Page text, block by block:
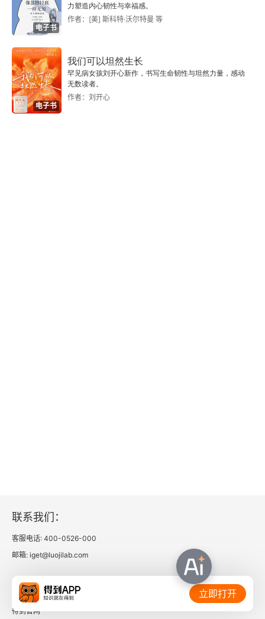
电子书
力塑造内心韧性与幸福感。
作者：[美] 斯科特·沃尔特曼 等
电子书
我们可以坦然生长
罕见病女孩刘开心新作，书写生命韧性与坦然力量，感动
无数读者。
作者：刘开心
联系我们：
客服电话: 400-0526-000
邮箱: iget@luojilab.com
相关链接：
得到官网
立即打开